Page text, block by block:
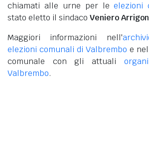
chiamati alle urne per leelezioni
stato eletto il sindaco Veniero
Maggiori informazioni nell'
elezioni comunali di Valbrembo e
comunale con gli attuali
Valbrembo.